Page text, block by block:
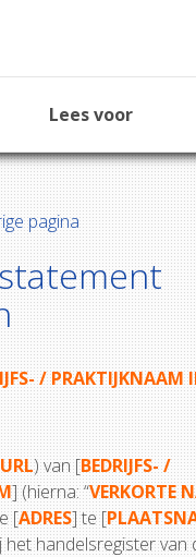
Lees voor
pagina
/ PRAKTIJKNAAM
URL) van [BEDRIJFS- /
] (hierna: “VERKORTE
[ADRES] te [
het handelsregister van